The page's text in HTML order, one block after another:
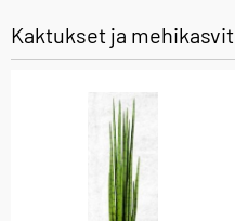
Kaktukset ja mehikasvit